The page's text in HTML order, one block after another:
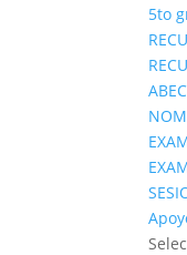
5to